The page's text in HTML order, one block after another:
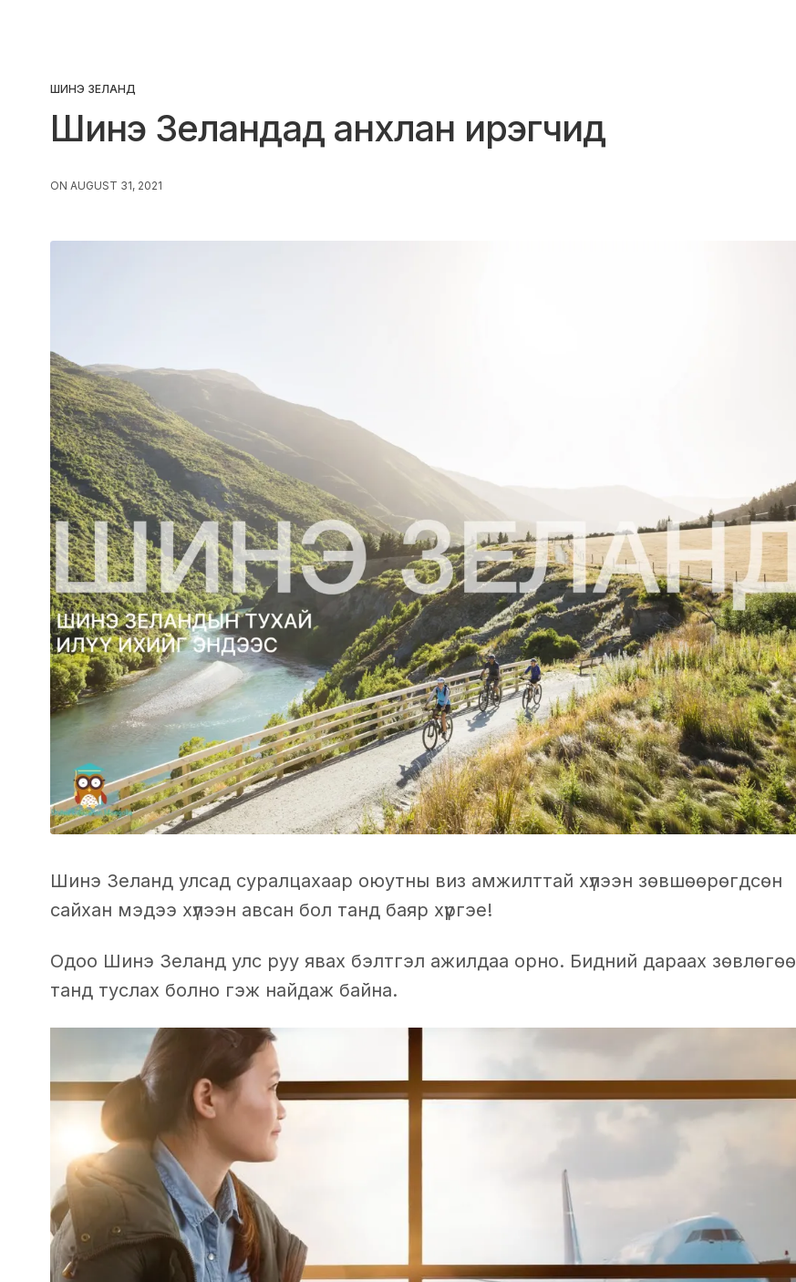
ШИНЭ ЗЕЛАНД
Шинэ Зеландад анхлан ирэгчид
ON AUGUST 31, 2021
Шинэ Зеланд улсад суралцахаар оюутны виз амжилттай хүлээн зөвшөөрөгдсөн
сайхан мэдээ хүлээн авсан бол танд баяр хүргэе!
Одоо Шинэ Зеланд улс руу явах бэлтгэл ажилдаа орно. Бидний дараах зөвлөгөө
танд туслах болно гэж найдаж байна.